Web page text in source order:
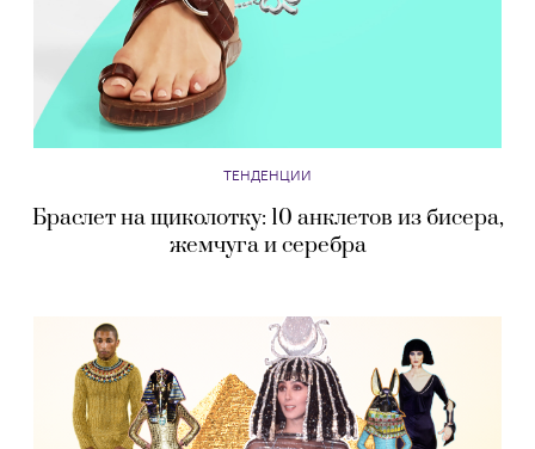
ТЕНДЕНЦИИ
Браслет на щиколотку: 10 анклетов из бисера,
жемчуга и серебра